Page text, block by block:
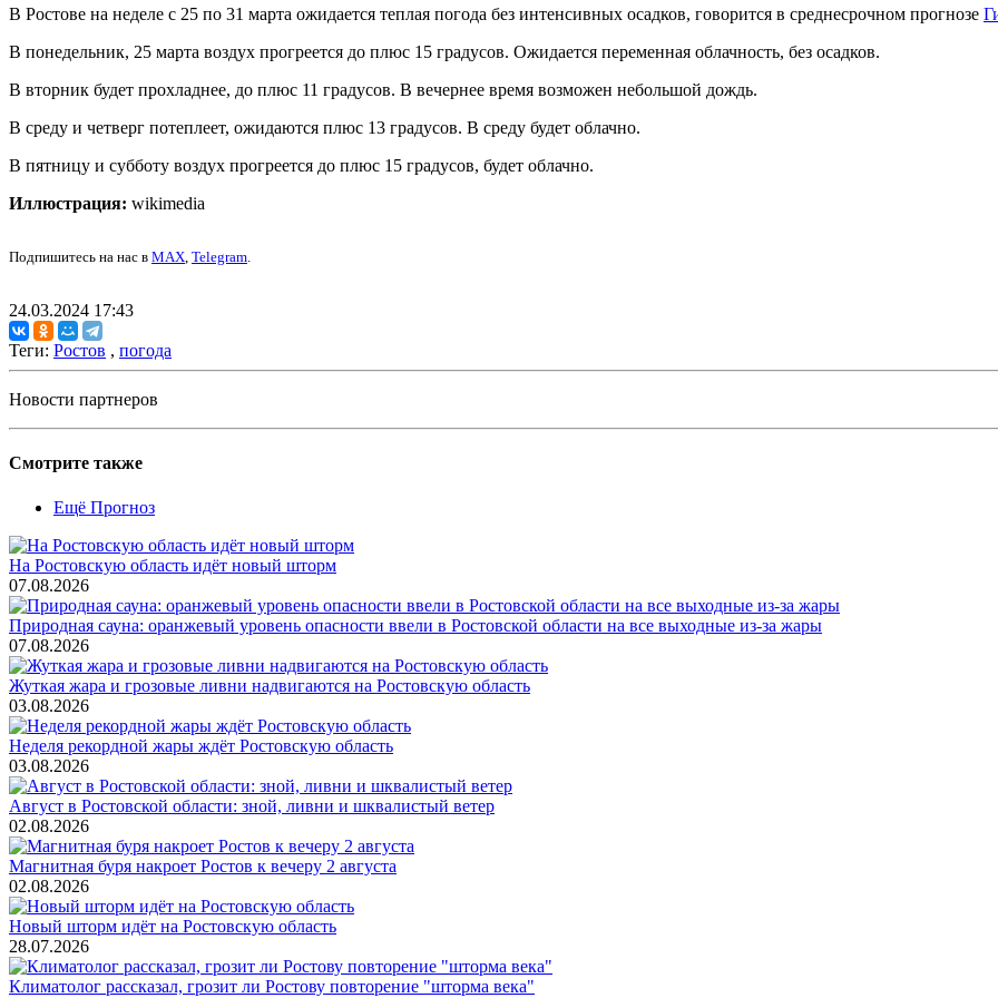
В Ростове на неделе с 25 по 31 марта ожидается теплая погода без интенсивных осадков, говорится в среднесрочном прогнозе
В понедельник, 25 марта воздух прогреется до плюс 15 градусов. Ожидается переменная облачность, без осадков.
В вторник будет прохладнее, до плюс 11 градусов. В вечернее время возможен небольшой дождь.
В среду и четверг потеплеет, ожидаются плюс 13 градусов. В среду будет облачно.
В пятницу и субботу воздух прогреется до плюс 15 градусов, будет облачно.
Иллюстрация: wikimedia
Подпишитесь на нас в MAX, Telegram.
24.03.2024 17:43
Теги: Ростов , погода
Новости партнеров
Смотрите также
Ещё Прогноз
На Ростовскую область идёт новый шторм
07.08.2026
Природная сауна: оранжевый уровень опасности ввели в Ростовской области на все выходные из-за жары
07.08.2026
Жуткая жара и грозовые ливни надвигаются на Ростовскую область
03.08.2026
Неделя рекордной жары ждёт Ростовскую область
03.08.2026
Август в Ростовской области: зной, ливни и шквалистый ветер
02.08.2026
Магнитная буря накроет Ростов к вечеру 2 августа
02.08.2026
Новый шторм идёт на Ростовскую область
28.07.2026
Климатолог рассказал, грозит ли Ростову повторение "шторма века"